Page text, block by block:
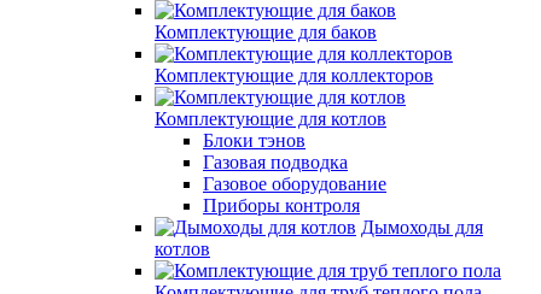
Комплектующие для баков
Комплектующие для коллекторов
Комплектующие для котлов
Блоки тэнов
Газовая подводка
Газовое оборудование
Приборы контроля
Дымоходы для
котлов